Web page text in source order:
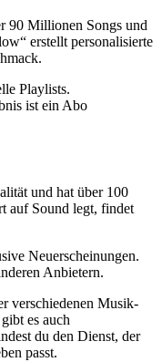
90 Millionen Songs und
erstellt personalisierte
Playlists.
ist ein Abo
und hat über 100
auf Sound legt, findet
Neuerscheinungen.
Anbietern.
verschiedenen Musik-
es auch
du den Dienst, der
passt.